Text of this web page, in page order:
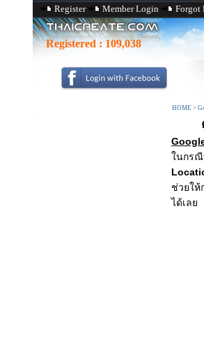
Register Member Login Forgot
Registered : 109,038
HOME >
ในกรณี
ช่วยให้
ได้เลย